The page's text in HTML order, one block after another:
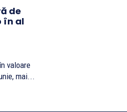
de
în al
valoare
mai...